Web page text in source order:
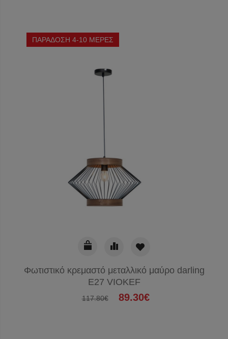
ΠΑΡΑΔΟΣΗ 4-10 ΜΕΡΕΣ
Φωτιστικό κρεμαστό μεταλλικό μαύρο darling
E27 VIOKEF
117.80€ 89.30€